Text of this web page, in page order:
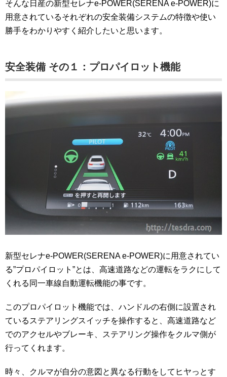
そんな日産の新型セレナe-POWER(SERENA e-POWER)に
用意されているそれぞれの安全装備システムの特徴や使い
勝手をわかりやすく紹介したいと思います。
安全装備 その１：プロパイロット機能
新型セレナe-POWER(SERENA e-POWER)に用意されてい
る”プロパイロット”とは、高速道路などの運転をラクにして
くれる同一車線自動運転機能の事です。
このプロパイロット機能では、ハンドルの右側に設置され
ているステアリングスイッチを操作すると、高速道路など
でのアクセルやブレーキ、ステアリング操作をクルマ側が
行ってくれます。
時々、クルマが自分の意図と異なる行動をしてヒヤっとす